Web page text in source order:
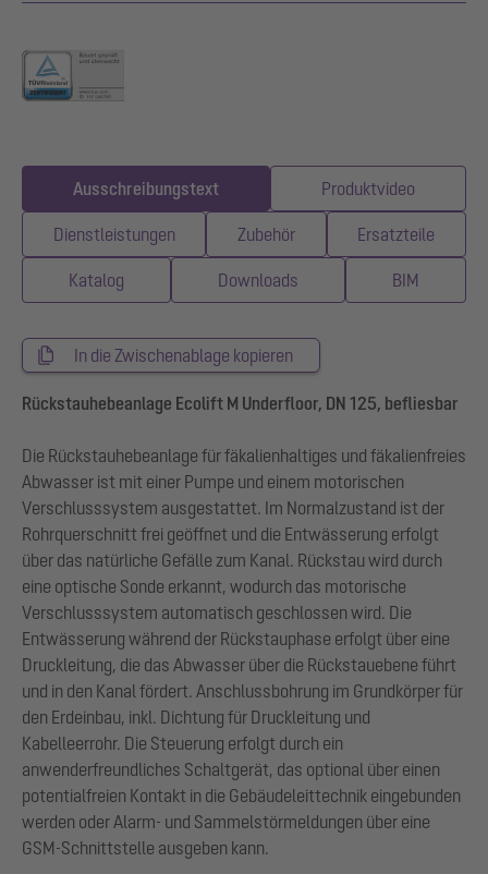
Ausschreibungstext Produktvideo
Dienstleistungen Zubehör Ersatzteile
Katalog Downloads BIM
In die Zwischenablage kopieren
Rückstauhebeanlage Ecolift M Underfloor, DN 125, befliesbar
Die Rückstauhebeanlage für fäkalienhaltiges und fäkalienfreies
Abwasser ist mit einer Pumpe und einem motorischen
Verschlusssystem ausgestattet. Im Normalzustand ist der
Rohrquerschnitt frei geöffnet und die Entwässerung erfolgt
über das natürliche Gefälle zum Kanal. Rückstau wird durch
eine optische Sonde erkannt, wodurch das motorische
Verschlusssystem automatisch geschlossen wird. Die
Entwässerung während der Rückstauphase erfolgt über eine
Druckleitung, die das Abwasser über die Rückstauebene führt
und in den Kanal fördert. Anschlussbohrung im Grundkörper für
den Erdeinbau, inkl. Dichtung für Druckleitung und
Kabelleerrohr. Die Steuerung erfolgt durch ein
anwenderfreundliches Schaltgerät, das optional über einen
potentialfreien Kontakt in die Gebäudeleittechnik eingebunden
werden oder Alarm- und Sammelstörmeldungen über eine
GSM-Schnittstelle ausgeben kann.